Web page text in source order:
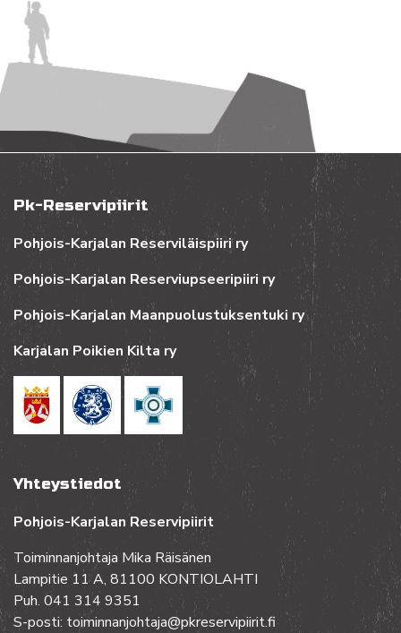
Pk-Reservipiirit
Pohjois-Karjalan Reserviläispiiri ry
Pohjois-Karjalan Reserviupseeripiiri ry
Pohjois-Karjalan Maanpuolustuksentuki ry
Karjalan Poikien Kilta ry
Yhteystiedot
Pohjois-Karjalan Reservipiirit
Toiminnanjohtaja Mika Räisänen
Lampitie 11 A, 81100 KONTIOLAHTI
Puh. 041 314 9351
S-posti: toiminnanjohtaja@pkreservipiirit.fi